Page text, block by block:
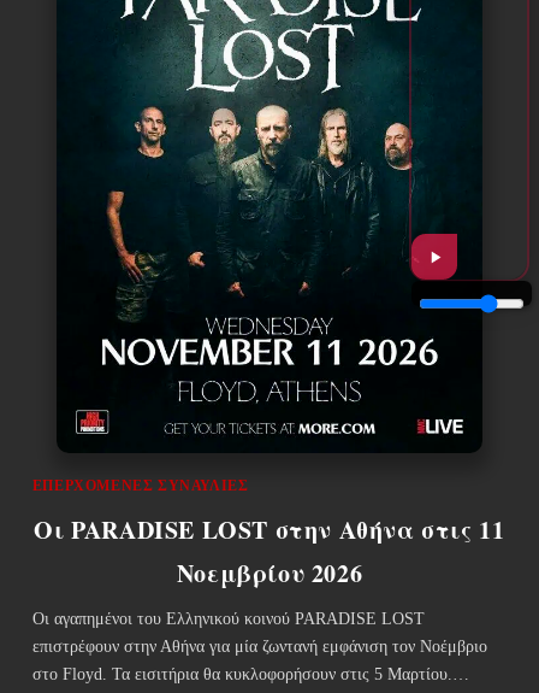
ΕΠΕΡΧΌΜΕΝΕΣ ΣΥΝΑΥΛΊΕΣ
Οι PARADISE LOST στην Αθήνα στις 11
Νοεμβρίου 2026
Οι αγαπημένοι του Ελληνικού κοινού PARADISE LOST
επιστρέφουν στην Αθήνα για μία ζωντανή εμφάνιση τον Νοέμβριο
στο Floyd. Τα εισιτήρια θα κυκλοφορήσουν στις 5 Μαρτίου.…